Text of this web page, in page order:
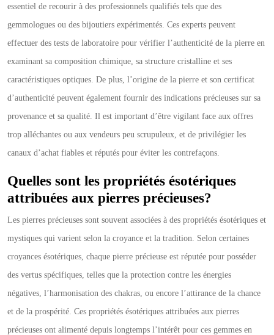
essentiel de recourir à des professionnels qualifiés tels que des
gemmologues ou des bijoutiers expérimentés. Ces experts peuvent
effectuer des tests de laboratoire pour vérifier l’authenticité de la pierre en
examinant sa composition chimique, sa structure cristalline et ses
caractéristiques optiques. De plus, l’origine de la pierre et son certificat
d’authenticité peuvent également fournir des indications précieuses sur sa
provenance et sa qualité. Il est important d’être vigilant face aux offres
trop alléchantes ou aux vendeurs peu scrupuleux, et de privilégier les
canaux d’achat fiables et réputés pour éviter les contrefaçons.
Quelles sont les propriétés ésotériques
attribuées aux pierres précieuses?
Les pierres précieuses sont souvent associées à des propriétés ésotériques et
mystiques qui varient selon la croyance et la tradition. Selon certaines
croyances ésotériques, chaque pierre précieuse est réputée pour posséder
des vertus spécifiques, telles que la protection contre les énergies
négatives, l’harmonisation des chakras, ou encore l’attirance de la chance
et de la prospérité. Ces propriétés ésotériques attribuées aux pierres
précieuses ont alimenté depuis longtemps l’intérêt pour ces gemmes en